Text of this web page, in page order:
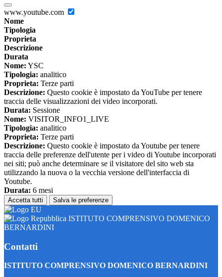
www.youtube.com
Nome
Tipologia
Proprieta
Descrizione
Durata
Nome: YSC
Tipologia: analitico
Proprieta: Terze parti
Descrizione: Questo cookie è impostato da YouTube per tenere
traccia delle visualizzazioni dei video incorporati.
Durata: Sessione
Nome: VISITOR_INFO1_LIVE
Tipologia: analitico
Proprieta: Terze parti
Descrizione: Questo cookie è impostato da Youtube per tenere
traccia delle preferenze dell'utente per i video di Youtube incorporati
nei siti; può anche determinare se il visitatore del sito web sta
utilizzando la nuova o la vecchia versione dell'interfaccia di
Youtube.
Durata: 6 mesi
Accetta tutti Salva le preferenze
ISTITUTO COMPRENSIVO DOMENICO
BERNARDINI
Contatti
ISTITUTO COMPRENSIVO DOMENICO BERNARDINI